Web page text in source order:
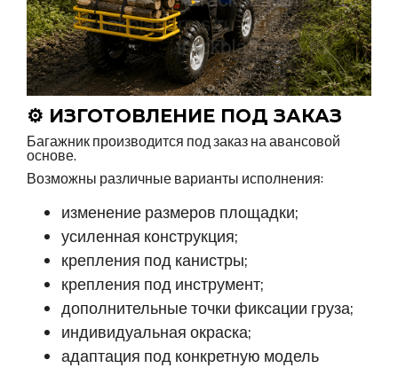
⚙️ ИЗГОТОВЛЕНИЕ ПОД ЗАКАЗ
Багажник производится под заказ на авансовой
основе.
Возможны различные варианты исполнения:
изменение размеров площадки;
усиленная конструкция;
крепления под канистры;
крепления под инструмент;
дополнительные точки фиксации груза;
индивидуальная окраска;
адаптация под конкретную модель